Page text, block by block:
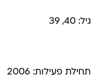
גיל: 40, 39
תחילת פעילות: 2006